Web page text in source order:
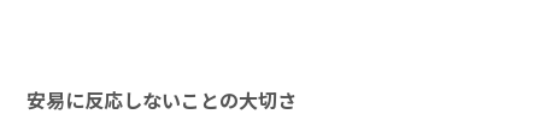
安易に反応しないことの大切さ